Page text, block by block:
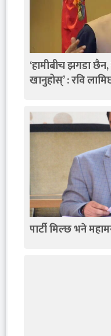
‘हामीबीच झगडा
खानुहोस्’ : रवि
पार्टी मिल्छ भने